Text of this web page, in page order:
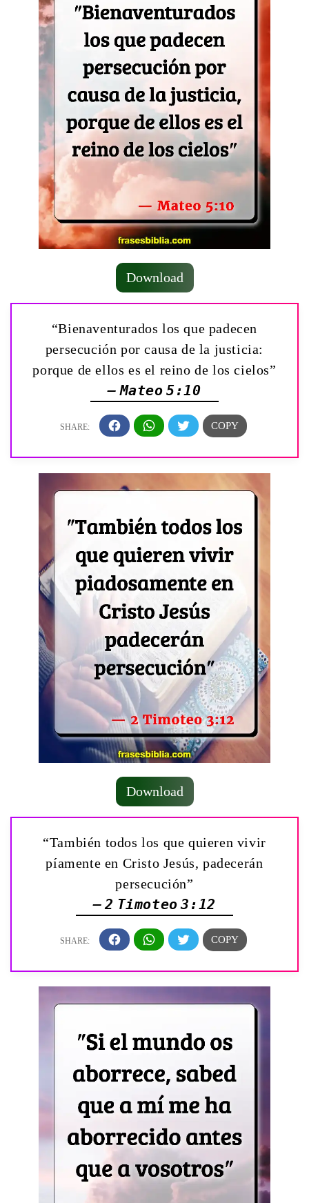
Download
“Bienaventurados los que padecen
persecución por causa de la justicia:
porque de ellos es el reino de los cielos”
— Mateo 5:10
Download
“También todos los que quieren vivir
píamente en Cristo Jesús, padecerán
persecución”
— 2 Timoteo 3:12